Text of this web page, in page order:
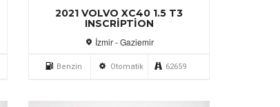
2021 VOLVO XC40 1.5 T3
INSCRIPTION
İzmir - Gaziemir
Benzin Otomatik 62659